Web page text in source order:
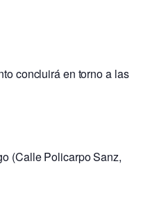
concluirá en torno a las
(Calle Policarpo Sanz,